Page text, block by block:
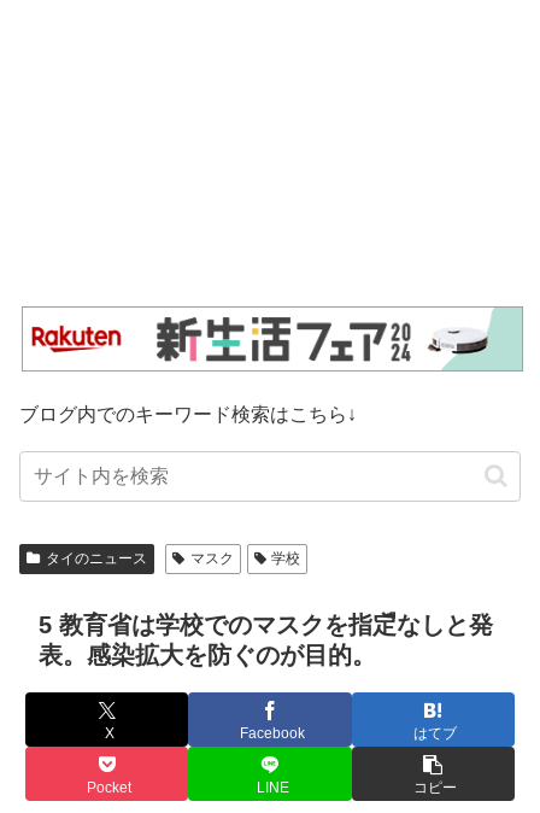
ブログ内でのキーワード検索はこちら↓
タイのニュース マスク 学校
5 教育省は学校でのマスクを指定ืなしと発
表。感染拡大を防ぐのが目的。
X Facebook はてブ
Pocket LINE コピー